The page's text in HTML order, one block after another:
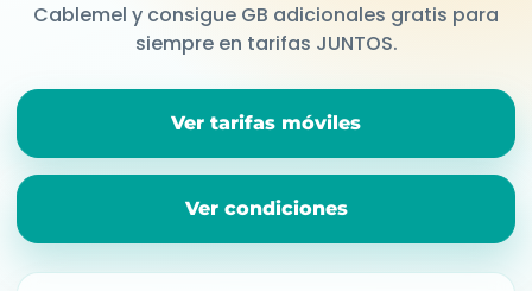
Cablemel y consigue GB adicionales gratis para
siempre en tarifas JUNTOS.
Ver tarifas móviles
Ver condiciones